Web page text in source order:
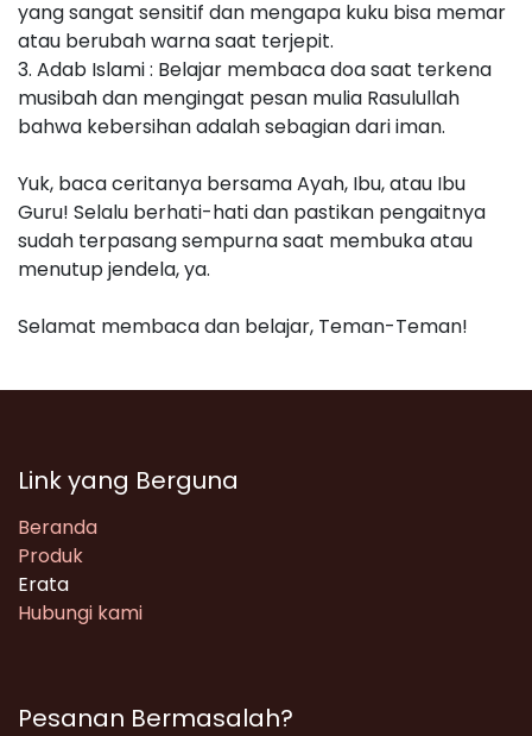
yang sangat sensitif dan mengapa kuku bisa memar
atau berubah warna saat terjepit.
3. Adab Islami : Belajar membaca doa saat terkena
musibah dan mengingat pesan mulia Rasulullah
bahwa kebersihan adalah sebagian dari iman.
Yuk, baca ceritanya bersama Ayah, Ibu, atau Ibu
Guru! Selalu berhati-hati dan pastikan pengaitnya
sudah terpasang sempurna saat membuka atau
menutup jendela, ya.
Selamat membaca dan belajar, Teman-Teman!
Link yang Berguna
Beranda
Produk
Erata
Hubungi kami
Pesanan Bermasalah?